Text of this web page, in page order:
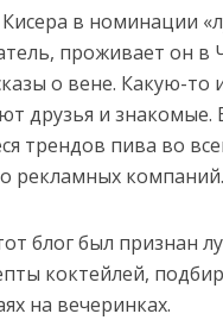
в номинации
проживает он в
о вене. Какую-
друзья и знакомые.
трендов пива во
рекламных компаний.
блог был признан
коктейлей,
на вечеринках.